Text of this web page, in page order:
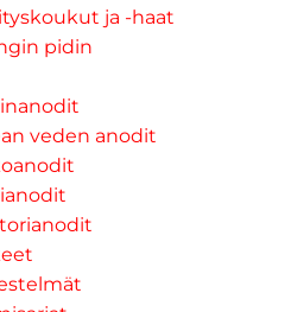
ja -haat
pidin
veden anodit